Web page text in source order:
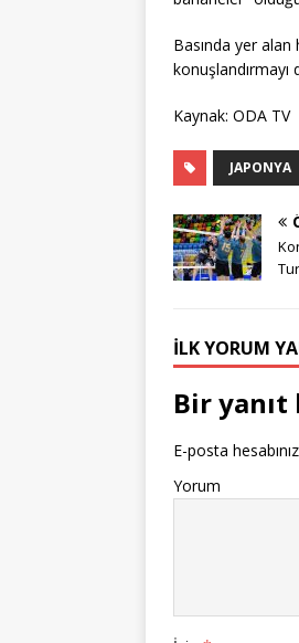
Basında yer alan
Kaynak: ODA TV
JAPONYA
İLK YORUM
Bir yanıt
E-posta
Yorum